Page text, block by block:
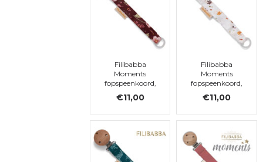
Filibabba
Moments
fopspeenkoord,
Fall Flowers
€11,00
Filibabba
Moments
fopspeenkoord,
Chestnuts
€11,00